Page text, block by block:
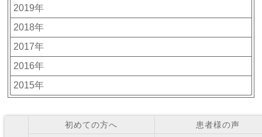
2019年
2018年
2017年
2016年
2015年
初めての方へ
患者様の声